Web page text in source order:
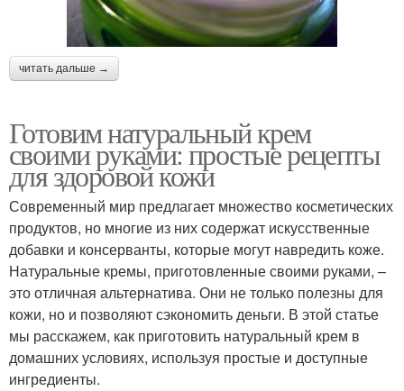
читать дальше →
Готовим натуральный крем
своими руками: простые рецепты
для здоровой кожи
Современный мир предлагает множество косметических
продуктов, но многие из них содержат искусственные
добавки и консерванты, которые могут навредить коже.
Натуральные кремы, приготовленные своими руками, –
это отличная альтернатива. Они не только полезны для
кожи, но и позволяют сэкономить деньги. В этой статье
мы расскажем, как приготовить натуральный крем в
домашних условиях, используя простые и доступные
ингредиенты.